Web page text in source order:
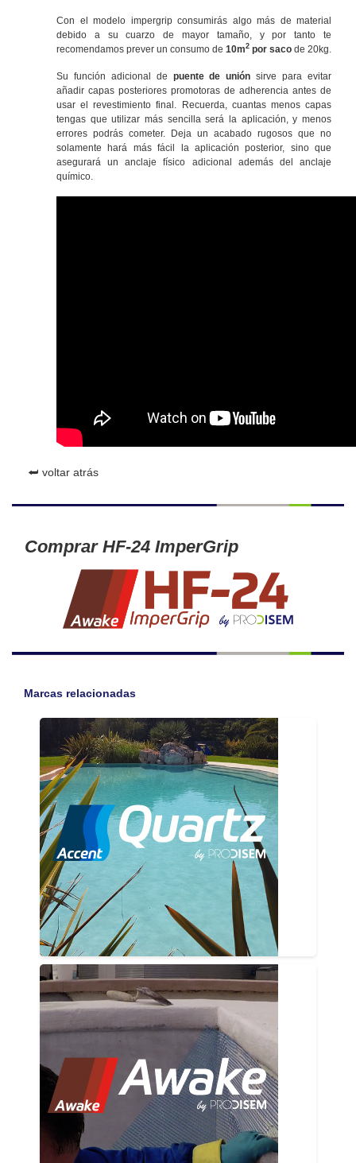
Con el modelo impergrip consumirás algo más de material
debido a su cuarzo de mayor tamaño, y por tanto te
recomendamos prever un consumo de 10m2 por saco de 20kg.
Su función adicional de puente de unión sirve para evitar
añadir capas posteriores promotoras de adherencia antes de
usar el revestimiento final. Recuerda, cuantas menos capas
tengas que utilizar más sencilla será la aplicación, y menos
errores podrás cometer. Deja un acabado rugosos que no
solamente hará más fácil la aplicación posterior, sino que
asegurará un anclaje físico adicional además del anclaje
químico.
⮨ voltar atrás
Comprar HF-24 ImperGrip
Marcas relacionadas